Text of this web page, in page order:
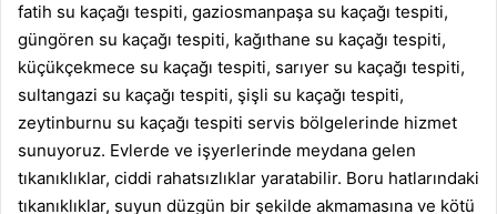
fatih su kaçağı tespiti, gaziosmanpaşa su kaçağı tespiti,
güngören su kaçağı tespiti, kağıthane su kaçağı tespiti,
küçükçekmece su kaçağı tespiti, sarıyer su kaçağı tespiti,
sultangazi su kaçağı tespiti, şişli su kaçağı tespiti,
zeytinburnu su kaçağı tespiti servis bölgelerinde hizmet
sunuyoruz. Evlerde ve işyerlerinde meydana gelen
tıkanıklıklar, ciddi rahatsızlıklar yaratabilir. Boru hatlarındaki
tıkanıklıklar, suyun düzgün bir şekilde akmamasına ve kötü